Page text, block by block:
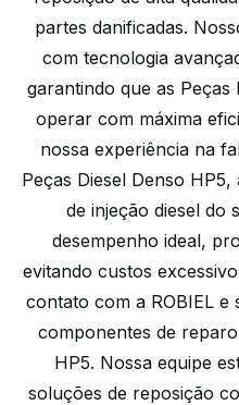
partes danificadas.
com tecnologia
garantindo que as Peças
operar com máxima
nossa experiência na
Peças Diesel Denso
de injeção diesel do
desempenho ideal,
evitando custos
contato com a ROBIEL
componentes de
HP5. Nossa equipe
soluções de reposição